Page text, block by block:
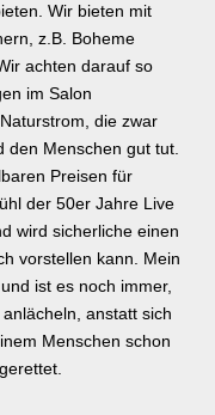
Wir bieten mit
z.B. Boheme
achten darauf so
im Salon
die zwar
den Menschen gut tut.
Preisen für
der 50er Jahre Live
wird sicherliche einen
vorstellen kann. Mein
ist es noch immer,
anstatt sich
Menschen schon